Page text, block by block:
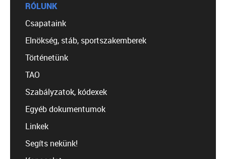
RÓLUNK
Csapataink
Elnökség, stáb, sportszakemberek
Történetünk
TAO
Szabályzatok, kódexek
Egyéb dokumentumok
Linkek
Segíts nekünk!